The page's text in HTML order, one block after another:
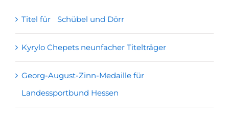
Titel für Schübel und Dörr
Kyrylo Chepets neunfacher Titelträger
Georg-August-Zinn-Medaille für
Landessportbund Hessen